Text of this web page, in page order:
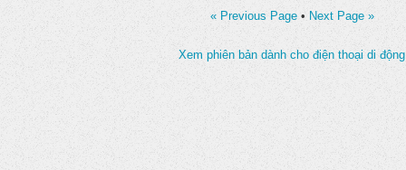
« Previous Page • Next Page »
Xem phiên bản dành cho điện thoại di động